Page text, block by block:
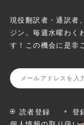
現役翻訳者・通訳者
ジン。毎週水曜わく
す！この機会に是非
読者登録
登